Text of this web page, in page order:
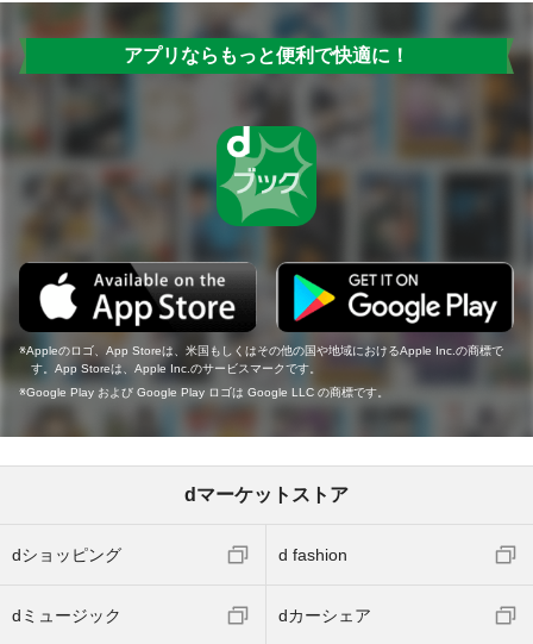
アプリならもっと便利で快適に！
Appleのロゴ、App Storeは、米国もしくはその他の国や地域におけるApple Inc.の商標で
す。App Storeは、Apple Inc.のサービスマークです。
Google Play および Google Play ロゴは Google LLC の商標です。
dマーケットストア
dショッピング d fashion
dミュージック dカーシェア